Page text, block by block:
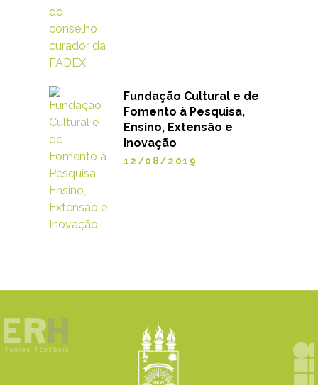
Fundação Cultural e de
Fomento à Pesquisa,
Ensino, Extensão e
Inovação
12/08/2019